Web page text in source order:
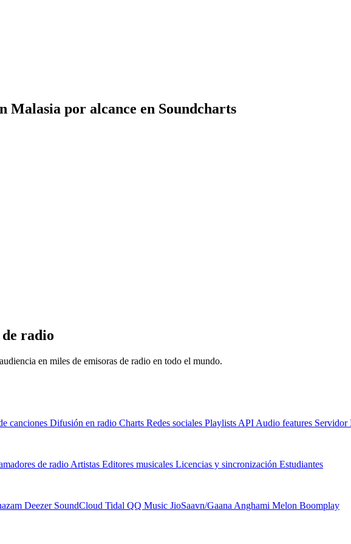
Malasia por alcance en Soundcharts
radio
en miles de emisoras de radio en todo el mundo.
canciones Difusión en radio Charts Redes sociales Playlists API Audio features Servidor
de radio Artistas Editores musicales Licencias y sincronización Estudiantes
Deezer SoundCloud Tidal QQ Music JioSaavn/Gaana Anghami Melon Boomplay